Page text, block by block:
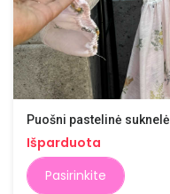
Puošni pastelinė suknelė
Išparduota
Pasirinkite